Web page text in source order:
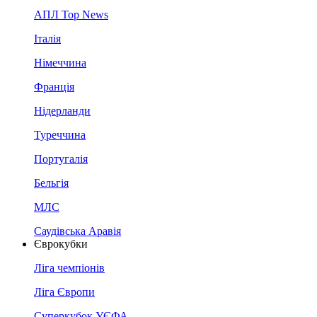
АПЛ Top News
Італія
Німеччина
Франція
Нідерланди
Туреччина
Португалія
Бельгія
МЛС
Саудівська Аравія
Єврокубки
Ліга чемпіонів
Ліга Європи